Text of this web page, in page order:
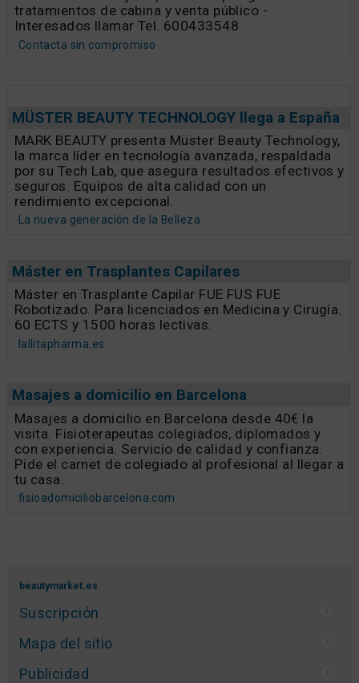
tratamientos de cabina y venta público -
Interesados llamar Tel. 600433548
Contacta sin compromiso
MÜSTER BEAUTY TECHNOLOGY llega a España
MARK BEAUTY presenta Müster Beauty Technology,
la marca líder en tecnología avanzada, respaldada
por su Tech Lab, que asegura resultados efectivos y
seguros. Equipos de alta calidad con un
rendimiento excepcional.
La nueva generación de la Belleza
Máster en Trasplantes Capilares
Máster en Trasplante Capilar FUE FUS FUE
Robotizado. Para licenciados en Medicina y Cirugía.
60 ECTS y 1500 horas lectivas.
lallitapharma.es
Masajes a domicilio en Barcelona
Masajes a domicilio en Barcelona desde 40€ la
visita. Fisioterapeutas colegiados, diplomados y
con experiencia. Servicio de calidad y confianza.
Pide el carnet de colegiado al profesional al llegar a
tu casa.
fisioadomiciliobarcelona.com
beautymarket.es
Suscripción
Mapa del sitio
Publicidad